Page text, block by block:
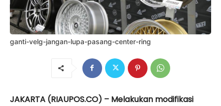
ganti-velg-jangan-lupa-pasang-center-ring
JAKARTA (RIAUPOS.CO) – Melakukan modifikasi